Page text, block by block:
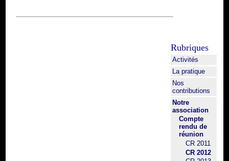
Rubriques
Activités
La pratique
Nos
contributions
Notre
association
Compte
rendu de
réunion
CR 2011
CR 2012